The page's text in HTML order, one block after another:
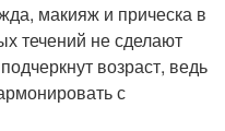
макияж и прическа в
течений не сделают
возраст, ведь
с